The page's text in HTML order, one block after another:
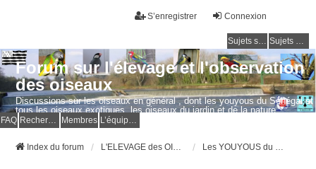
Connexion
S’enregistrer
Sujets sans réponse Sujets actifs
Forum sur l'élevage et l'observation
des oiseaux
Discussions sur les oiseaux en général , dont les youyous du Sénégal et
tous les oiseaux exotiques, les oiseaux du jardin et de la nature.
Questions, photos, expériences.
FAQ Membres
Index du forum